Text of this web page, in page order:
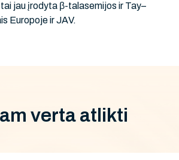
jau įrodyta β-talasemijos ir Tay–
Europoje ir JAV.
am verta at i kti